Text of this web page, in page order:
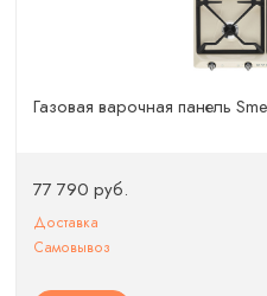
Газовая варочная панель
77 790 руб.
Доставка
Самовывоз